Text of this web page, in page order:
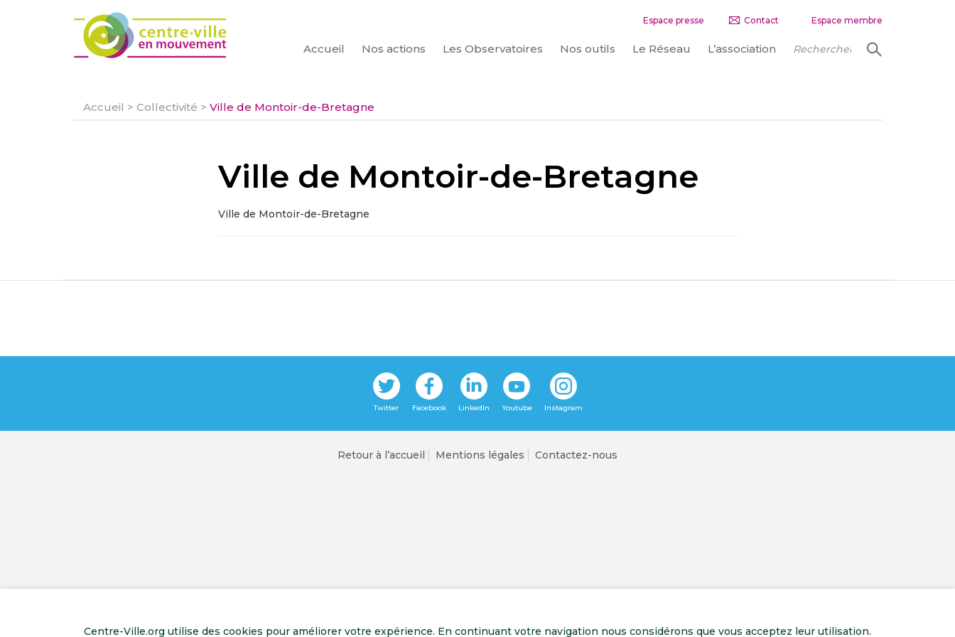
Espace presse Contact Espace membre
Accueil Nos actions Les Observatoires Nos outils Le Réseau L’association
CHERCHER
Accueil > Collectivité > Ville de Montoir-de-Bretagne
Ville de Montoir-de-Bretagne
Ville de Montoir-de-Bretagne
Retour à l’accueil Mentions légales Contactez-nous
Centre-Ville.org utilise des cookies pour améliorer votre expérience. En continuant votre navigation nous considérons que vous acceptez leur utilisation.